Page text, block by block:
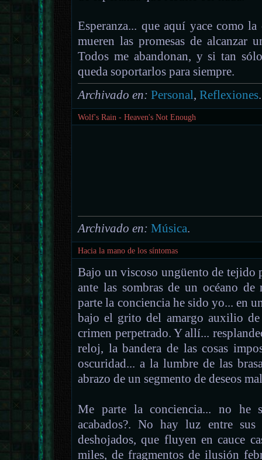
Esperanza... que aquí yace como
mueren las promesas de alcanzar
Todos me abandonan, y si tan
queda soportarlos para siempre.
Archivado en: Personal,Reflexiones.
Wolf's Rain - Heaven's Not Enough
Archivado en: Música.
Hacia la mano de los síntomas
Bajo un viscoso ungüento de tejido
ante las sombras de un océano
parte la conciencia he sido yo... en
bajo el grito del amargo auxilio de
crimen perpetrado. Y allí...
reloj, la bandera de las cosas
oscuridad... a la lumbre de las
abrazo de un segmento de deseos
Me parte la conciencia... no he
acabados?. No hay luz entre
deshojados, que fluyen en cauce
miles, de fragmentos de ilusión